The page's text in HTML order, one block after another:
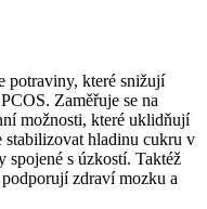
potraviny, které snižují
Zaměřuje se na
možnosti, které uklidňují
stabilizovat hladinu cukru v
s úzkostí. Taktéž
zdraví mozku a